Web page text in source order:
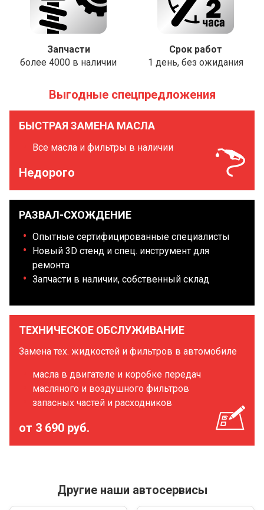
Запчасти
более 4000 в наличии
Срок работ
1 день, без ожидания
Выгодные спецпредложения
БЫСТРАЯ ЗАМЕНА МАСЛА
Все масла и фильтры в наличии
Недорого
РАЗВАЛ-СХОЖДЕНИЕ
Опытные сертифицированные специалисты
Новый 3D стенд и спец. инструмент для
ремонта
Запчасти в наличии, собственный склад
ТЕХНИЧЕСКОЕ ОБСЛУЖИВАНИЕ
Замена тех. жидкостей и фильтров в автомобиле
масла в двигателе и коробке передач
масляного и воздушного фильтров
запасных частей и расходников
от 3 690 руб.
Другие наши автосервисы